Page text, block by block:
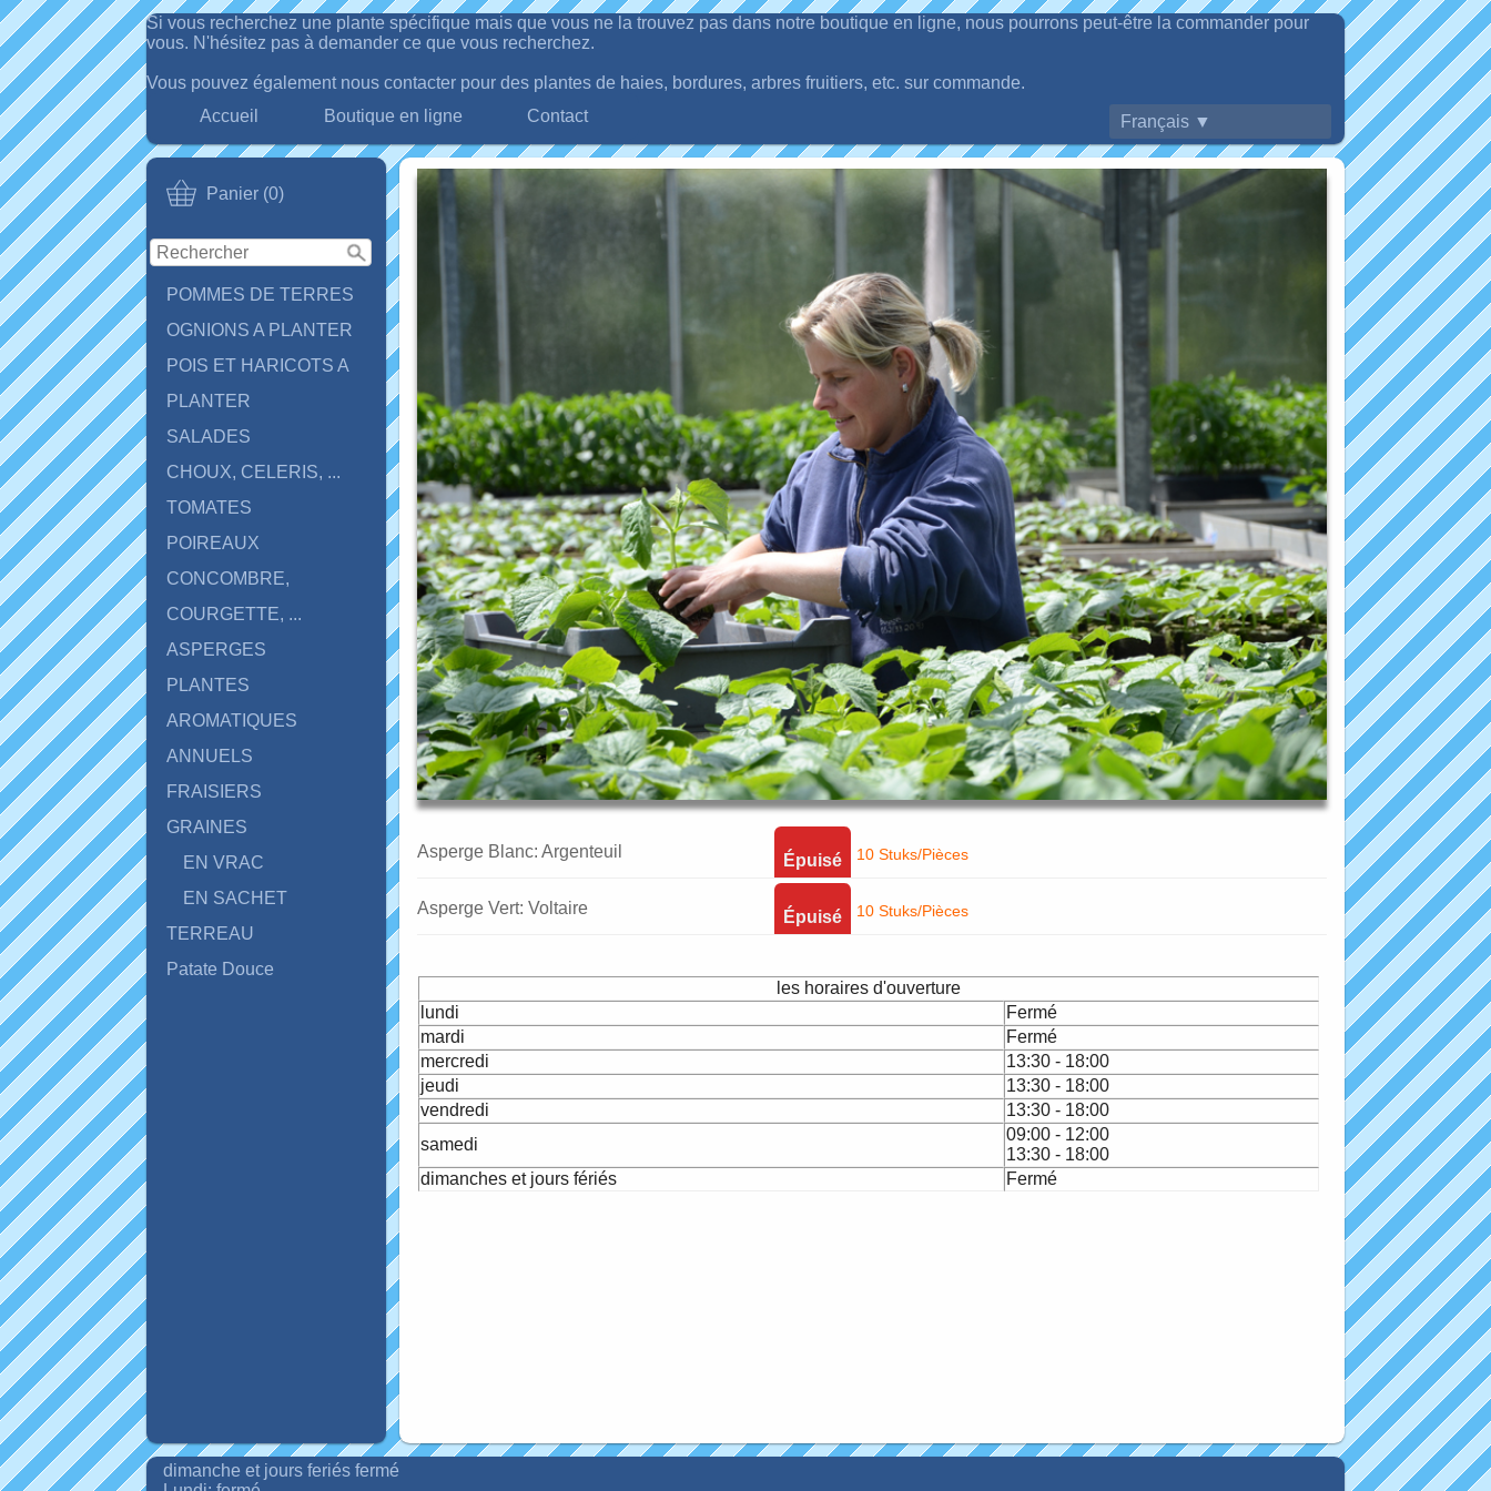
Si vous recherchez une plante spécifique mais que vous ne la trouvez pas dans notre boutique en ligne, nous pourrons peut-être la commander pour
vous. N'hésitez pas à demander ce que vous recherchez.
Vous pouvez également nous contacter pour des plantes de haies, bordures, arbres fruitiers, etc. sur commande.
Français ▼
Accueil Boutique en ligne Contact
Panier (0)
POMMES DE TERRES
OGNIONS A PLANTER
POIS ET HARICOTS A
PLANTER
SALADES
CHOUX, CELERIS, ...
TOMATES
POIREAUX
CONCOMBRE,
COURGETTE, ...
ASPERGES
PLANTES
AROMATIQUES
ANNUELS
FRAISIERS
GRAINES
EN VRAC
EN SACHET
TERREAU
Patate Douce
Asperge Blanc: Argenteuil Épuisé 10 Stuks/Pièces
Asperge Vert: Voltaire Épuisé 10 Stuks/Pièces
les horaires d'ouverture
lundi
Fermé
mardi
Fermé
mercredi
13:30 - 18:00
jeudi
13:30 - 18:00
vendredi
13:30 - 18:00
samedi
09:00 - 12:00
13:30 - 18:00
dimanches et jours fériés
Fermé
dimanche et jours feriés fermé